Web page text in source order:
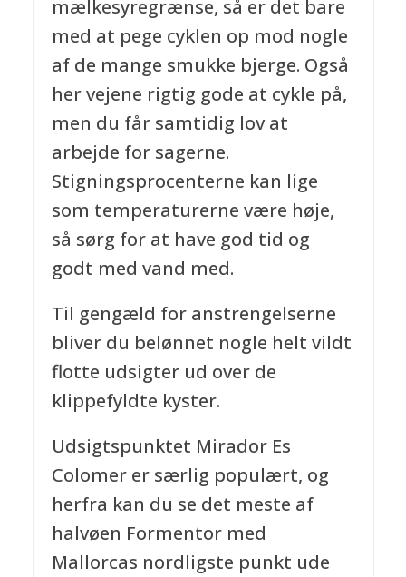
mælkesyregrænse, så er det bare
med at pege cyklen op mod nogle
af de mange smukke bjerge. Også
her vejene rigtig gode at cykle på,
men du får samtidig lov at
arbejde for sagerne.
Stigningsprocenterne kan lige
som temperaturerne være høje,
så sørg for at have god tid og
godt med vand med.
Til gengæld for anstrengelserne
bliver du belønnet nogle helt vildt
flotte udsigter ud over de
klippefyldte kyster.
Udsigtspunktet Mirador Es
Colomer er særlig populært, og
herfra kan du se det meste af
halvøen Formentor med
Mallorcas nordligste punkt ude